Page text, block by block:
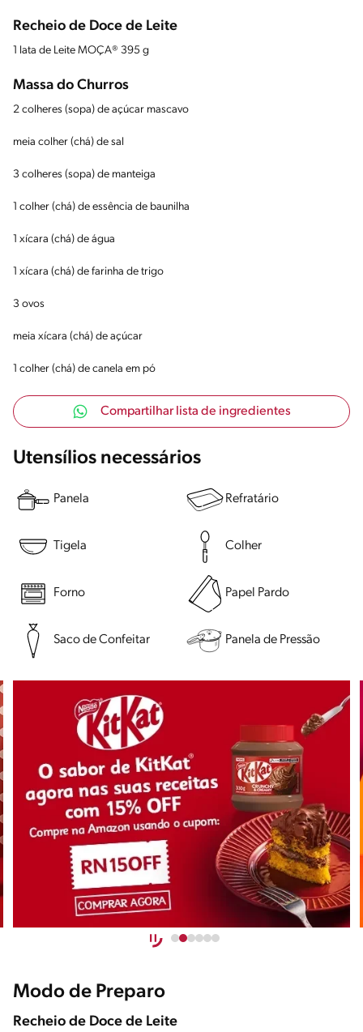
Recheio de Doce de Leite
1 lata de Leite MOÇA® 395 g
Massa do Churros
2 colheres (sopa) de açúcar mascavo
meia colher (chá) de sal
3 colheres (sopa) de manteiga
1 colher (chá) de essência de baunilha
1 xícara (chá) de água
1 xícara (chá) de farinha de trigo
3 ovos
meia xícara (chá) de açúcar
1 colher (chá) de canela em pó
Compartilhar lista de ingredientes
Utensílios necessários
Panela Refratário
Tigela Colher
Forno Papel Pardo
Saco de Confeitar Panela de Pressão
Modo de Preparo
Recheio de Doce de Leite